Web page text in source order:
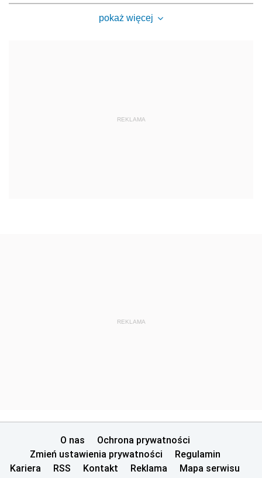
pokaż więcej
REKLAMA
REKLAMA
O nas
Ochrona prywatności
Zmień ustawienia prywatności
Regulamin
Kariera
RSS Kontakt Reklama Mapa serwisu